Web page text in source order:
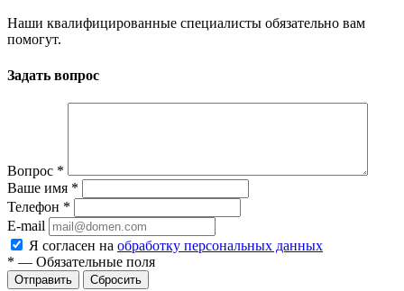
Наши квалифицированные специалисты обязательно вам
помогут.
Задать вопрос
Вопрос *
Ваше имя *
Телефон *
E-mail
Я согласен на обработку персональных данных
* — Обязательные поля
Отправить Сбросить